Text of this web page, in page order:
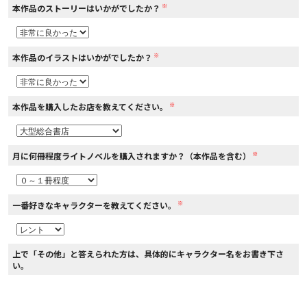
閉じる
本作品のストーリーはいかがでしたか？ ※
本作品のイラストはいかがでしたか？ ※
本作品を購入したお店を教えてください。 ※
月に何冊程度ライトノベルを購入されますか？（本作品を含む） ※
一番好きなキャラクターを教えてください。 ※
上で「その他」と答えられた方は、具体的にキャラクター名をお書き下さ
い。